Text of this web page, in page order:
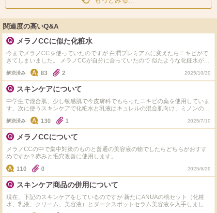
関連度の高いQ&A
メラノCCに似た化粧水
今までメラノCCを使っていたのですが 白潤プレミアムに変えたらニキビがで
きてしまいました。 メラノCCが自分に合っていたので 似たような化粧水があ
ったら教えて欲しいです！
解決済み 83 2 2025/10/30
スキンケアについて
中学生で混合肌、少し敏感肌で今皮膚科でもらったニキビの薬を使用していま
す。次に使うスキンケアで化粧水と乳液はキュレルの混合肌向け、ミノンの混
合肌向け、ｄプログラムの混合肌向けで悩んでいます。値段が少し高めなので
使っている方感想やおすすめポイントなど教えていただきたいです。（過去に
使用したことがある商品は覚えている限りタグ付けしてあります。） あとも
う一つ洗顔でも迷っています。今はオードムーゲのを使っていて、過去にはビ
オレの青色のチューブタイプの洗顔やメンソレータムのアクネスなどを使って
いました。他にニキビに効く洗顔料があれば教えてもらえるとお助かります。
解決済み 130 1 2025/7/10
メラノCCについて
メラノCCの中で集中対策のものと普通の美容液の物でしたらどちらがおすす
めですか？赤みと毛穴改善に使用します。
110
0 2025/6/29
スキンケア商品の併用について
現在、下記のスキンケアをしているのですが 新たにANUAの桃セット（化粧
水、乳液、クリーム、美容液）とダークスポットセラム美容液を入手しまし